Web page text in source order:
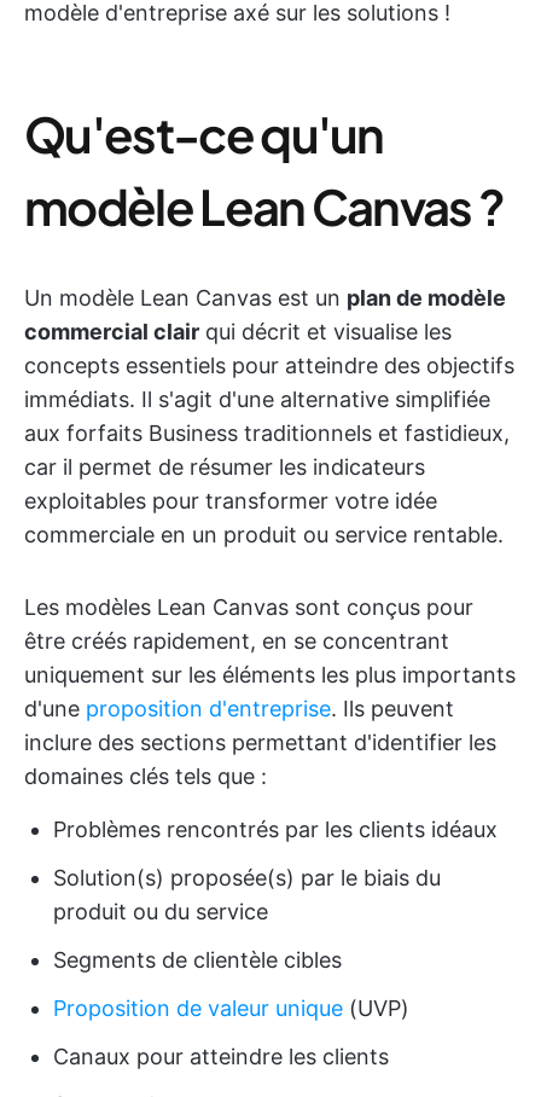
modèle d'entreprise axé sur les solutions !
Qu'est-ce qu'un
modèle Lean Canvas ?
Un modèle Lean Canvas est un plan de modèle
commercial clair qui décrit et visualise les
concepts essentiels pour atteindre des objectifs
immédiats. Il s'agit d'une alternative simplifiée
aux forfaits Business traditionnels et fastidieux,
car il permet de résumer les indicateurs
exploitables pour transformer votre idée
commerciale en un produit ou service rentable.
Les modèles Lean Canvas sont conçus pour
être créés rapidement, en se concentrant
uniquement sur les éléments les plus importants
d'une proposition d'entreprise. Ils peuvent
inclure des sections permettant d'identifier les
domaines clés tels que :
Problèmes rencontrés par les clients idéaux
Solution(s) proposée(s) par le biais du
produit ou du service
Segments de clientèle cibles
Proposition de valeur unique (UVP)
Canaux pour atteindre les clients